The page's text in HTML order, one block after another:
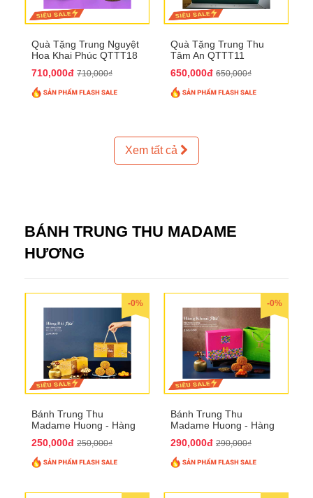
Quà Tặng Trung Nguyệt
Hoa Khai Phúc QTTT18
710,000đ 710,000₫
Quà Tặng Trung Thu
Tâm An QTTT11
650,000đ 650,000₫
Xem tất cả
BÁNH TRUNG THU MADAME
HƯƠNG
-0%
Bánh Trung Thu
Madame Huong - Hàng
250,000đ 250,000₫
-0%
Bánh Trung Thu
Madame Huong - Hàng
290,000đ 290,000₫